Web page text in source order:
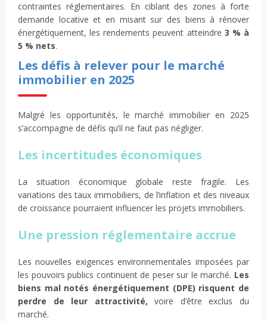
contraintes réglementaires. En ciblant des zones à forte
demande locative et en misant sur des biens à rénover
énergétiquement, les rendements peuvent atteindre 3 % à
5 % nets.
Les défis à relever pour le marché
immobilier en 2025
Malgré les opportunités, le marché immobilier en 2025
s’accompagne de défis qu’il ne faut pas négliger.
Les incertitudes économiques
La situation économique globale reste fragile. Les
variations des taux immobiliers, de l’inflation et des niveaux
de croissance pourraient influencer les projets immobiliers.
Une pression réglementaire accrue
Les nouvelles exigences environnementales imposées par
les pouvoirs publics continuent de peser sur le marché. Les
biens mal notés énergétiquement (DPE) risquent de
perdre de leur attractivité,voire d’être exclus du
marché.